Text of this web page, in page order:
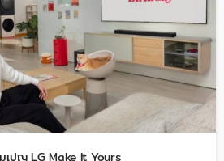
ปญ LG Make It Yours